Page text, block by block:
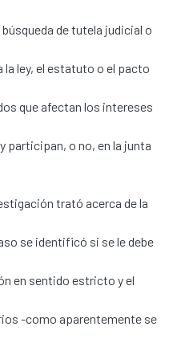
de tutela judicial o
la ley, el estatuto o el pacto
que afectan los intereses
participan, o no, en la junta
trató acerca de la
se identificó si se le debe
en sentido estricto y el
-como aparentemente se